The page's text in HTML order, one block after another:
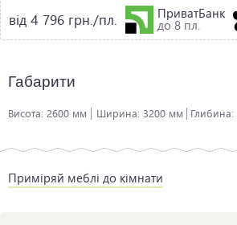
від 4 796 грн./пл. ПриватБанк
до 8 пл.
Габарити
Висота: 2600 мм Ширина: 3200 мм Глибина:
Приміряй меблі до кімнати